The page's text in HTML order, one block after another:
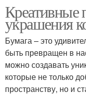
Креативные
украшения
Бумага – это
быть превращен в
можно создавать
которые не только
пространству, но и